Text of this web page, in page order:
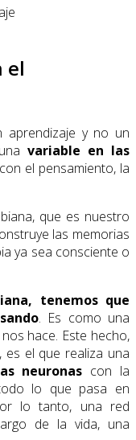
el
aprendizaje y no un
variable en las
el pensamiento, la
que es nuestro
las memorias
ya sea consciente o
tenemos que
. Es como una
hace. Este hecho,
el que realiza una
neuronas con la
lo que pasa en
lo tanto, una red
de la vida, una